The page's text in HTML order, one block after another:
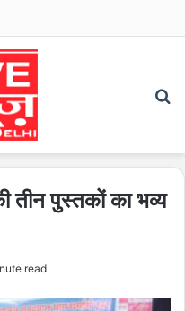
तीन पुस्तकों का भव्य
read